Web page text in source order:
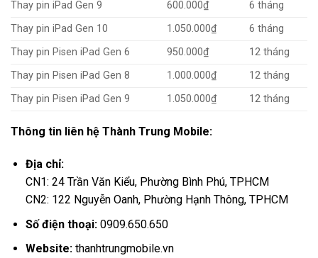
Thay pin iPad Gen 9 600.000₫
6 tháng
Thay pin iPad Gen 10
1.050.000₫
6 tháng
Thay pin Pisen iPad Gen 6
950.000₫
12 tháng
Thay pin Pisen iPad Gen 8
1.000.000₫
12 tháng
Thay pin Pisen iPad Gen 9
1.050.000₫ 12 tháng
Thông tin liên hệ Thành Trung Mobile:
Địa chỉ:
CN1: 24 Trần Văn Kiểu, Phường Bình Phú, TPHCM
CN2: 122 Nguyễn Oanh, Phường Hạnh Thông, TPHCM
Số điện thoại:0909.650.650
Website:thanhtrungmobile.vn